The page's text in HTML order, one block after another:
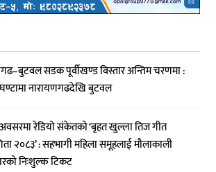
सडक पूर्वीखण्ड विस्तार अन्तिम चरणमा :
नारायणगढदेखि बुटवल
रेडियो संकेतको ‘बृहत खुल्ला तिज गीत
२०८३’ : सहभागी महिला समूहलाई मौलाकाली
निःशुल्क टिकट